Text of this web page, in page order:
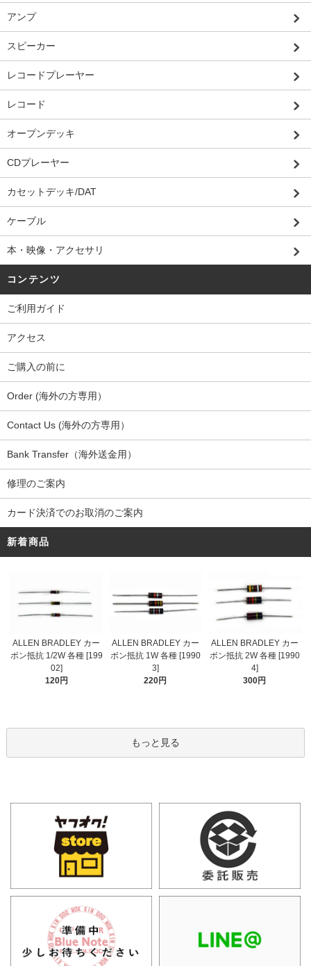
アンプ
スピーカー
レコードプレーヤー
レコード
オープンデッキ
CDプレーヤー
カセットデッキ/DAT
ケーブル
本・映像・アクセサリ
コンテンツ
ご利用ガイド
アクセス
ご購入の前に
Order (海外の方専用）
Contact Us (海外の方専用）
Bank Transfer（海外送金用）
修理のご案内
カード決済でのお取消のご案内
新着商品
ALLEN BRADLEY カー
ボン抵抗 1/2W 各種 [199
02]
120円
ALLEN BRADLEY カー
ボン抵抗 1W 各種 [1990
3]
220円
ALLEN BRADLEY カー
ボン抵抗 2W 各種 [1990
4]
300円
もっと見る